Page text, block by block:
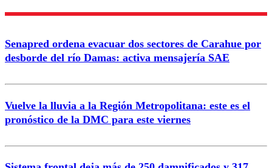
Senapred ordena evacuar dos sectores de Carahue por
desborde del río Damas: activa mensajería SAE
Vuelve la lluvia a la Región Metropolitana: este es el
pronóstico de la DMC para este viernes